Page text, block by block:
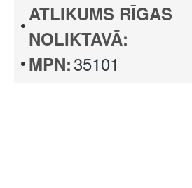
ATLIKUMS RĪGAS
NOLIKTAVĀ:
MPN:35101